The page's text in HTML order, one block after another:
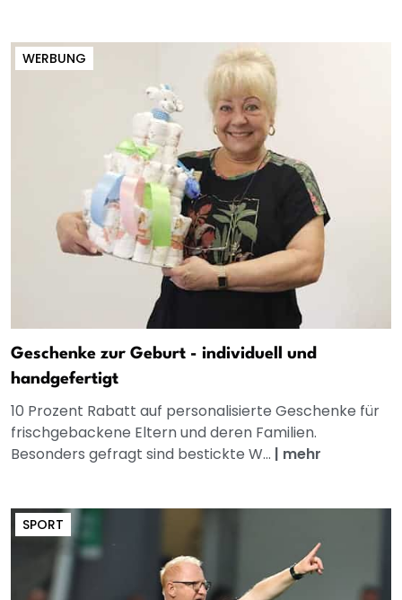
WERBUNG
Geschenke zur Geburt - individuell und
handgefertigt
10 Prozent Rabatt auf personalisierte Geschenke für
frischgebackene Eltern und deren Familien.
Besonders gefragt sind bestickte W... | mehr
SPORT